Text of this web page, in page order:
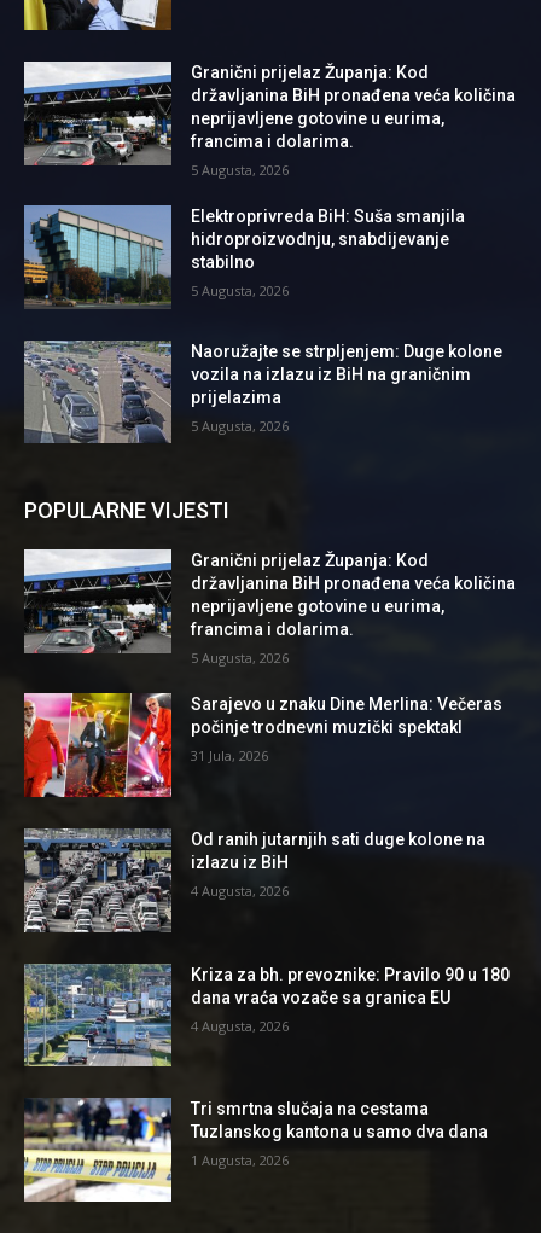
Granični prijelaz Županja: Kod
državljanina BiH pronađena veća količina
neprijavljene gotovine u eurima,
francima i dolarima.
5 Augusta, 2026
Elektroprivreda BiH: Suša smanjila
hidroproizvodnju, snabdijevanje
stabilno
5 Augusta, 2026
Naoružajte se strpljenjem: Duge kolone
vozila na izlazu iz BiH na graničnim
prijelazima
5 Augusta, 2026
POPULARNE VIJESTI
Granični prijelaz Županja: Kod
državljanina BiH pronađena veća količina
neprijavljene gotovine u eurima,
francima i dolarima.
5 Augusta, 2026
Sarajevo u znaku Dine Merlina: Večeras
počinje trodnevni muzički spektakl
31 Jula, 2026
Od ranih jutarnjih sati duge kolone na
izlazu iz BiH
4 Augusta, 2026
Kriza za bh. prevoznike: Pravilo 90 u 180
dana vraća vozače sa granica EU
4 Augusta, 2026
Tri smrtna slučaja na cestama
Tuzlanskog kantona u samo dva dana
1 Augusta, 2026